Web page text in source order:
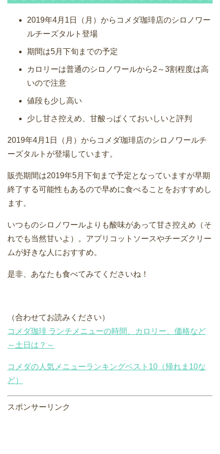
2019年4月1日（月）からコメダ珈琲店のシロノワー
ルチーズタルト登場
期間は5月下旬までの予定
カロリーは普通のシロノワールから2～3割程度は高
いので注意
値段も少し高い
少し甘さ控えめ、甘酸っぱくておいしいと評判
2019年4月1日（月）からコメダ珈琲店のシロノワールチ
ーズタルトが登場しています。
販売期間は2019年5月下旬まで予定となっていますが早期
終了する可能性もあるので早めに食べることをおすすめし
ます。
いつものシロノワールよりも酸味があって甘さ控えめ（そ
れでも当然甘いよ）。アプリコットソースやチーズクリー
ムが好きな人におすすめ。
是非、あなたも食べてみてくださいね！
（合わせてお読みください）
コメダ珈琲 ランチメニューの時間、カロリー、価格など
～土日は？～
コメダの人気メニューランキングベスト10（帰れま10な
ど）
スポンサーリンク